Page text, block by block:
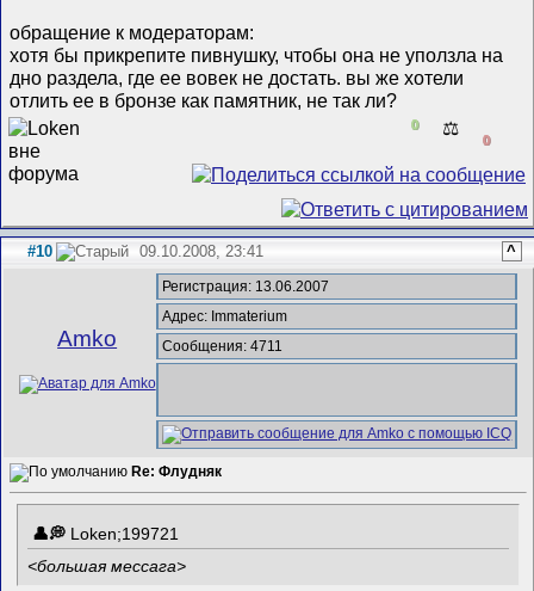
обращение к модераторам:
хотя бы прикрепите пивнушку, чтобы она не уползла на
дно раздела, где ее вовек не достать. вы же хотели
отлить ее в бронзе как памятник, не так ли?
0 ⚖️
0
#10 09.10.2008, 23:41 ^
Amko
Регистрация: 13.06.2007
Адрес: Immaterium
Сообщения: 4711
Re: Флудняк
Loken;199721
<большая мессага>